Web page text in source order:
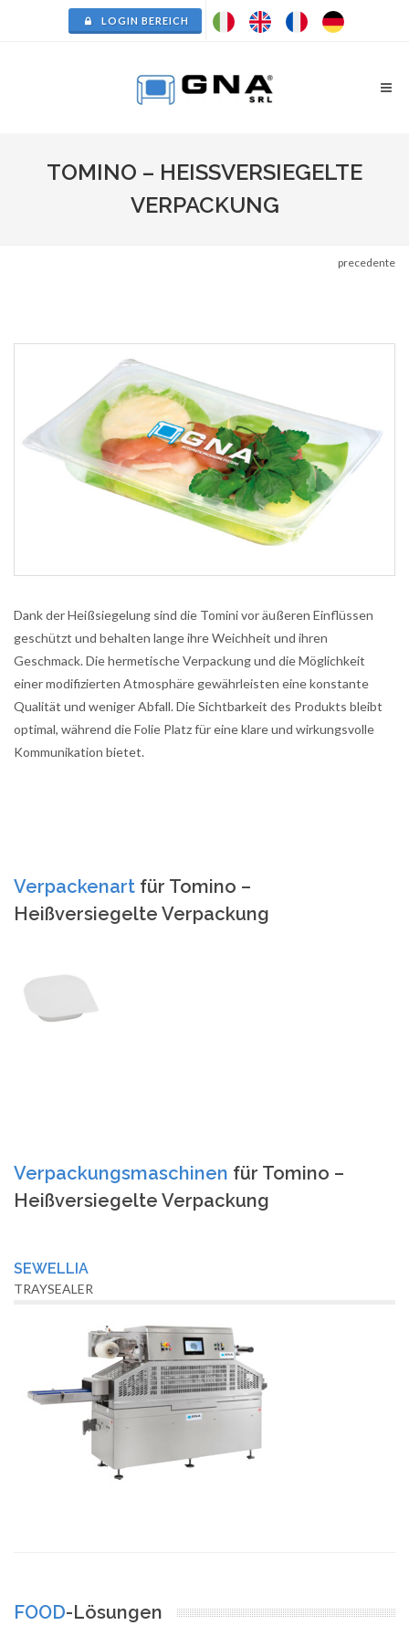
LOGIN BEREICH
TOMINO – HEISSVERSIEGELTE V
ERPACKUNG
precedente
Dank der Heißsiegelung sind die Tomini vor äußeren Einflüssen
geschützt und behalten lange ihre Weichheit und ihren
Geschmack. Die hermetische Verpackung und die Möglichkeit
einer modifizierten Atmosphäre gewährleisten eine konstante
Qualität und weniger Abfall. Die Sichtbarkeit des Produkts bleibt
optimal, während die Folie Platz für eine klare und wirkungsvolle
Kommunikation bietet.
Verpackenart für Tomino –
Heißversiegelte Verpackung
Verpackungsmaschinen für Tomino –
Heißversiegelte Verpackung
SEWELLIA
TRAYSEALER
FOOD-Lösungen